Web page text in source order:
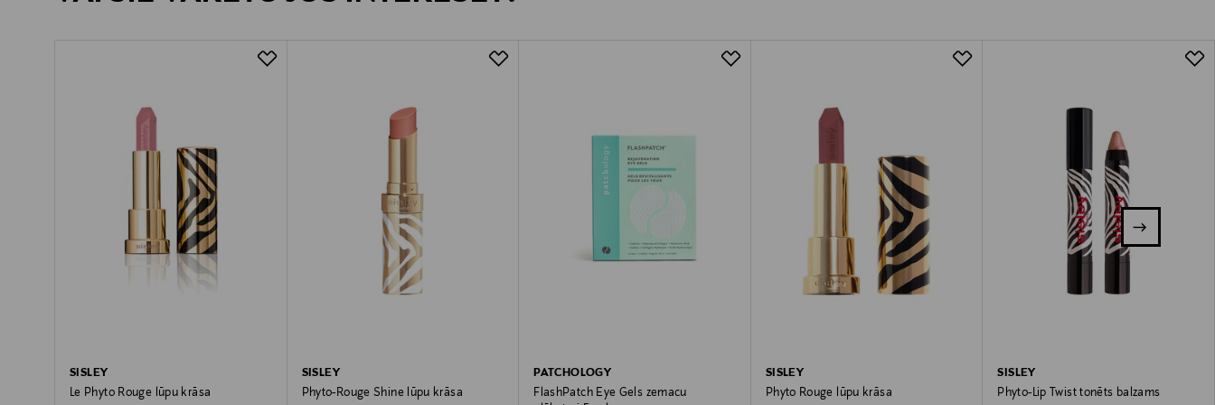
SISLEY
Le Phyto Rouge lūpu krāsa
SISLEY
Phyto-Rouge Shine lūpu krāsa
PATCHOLOGY
FlashPatch Eye Gels zemacu
SISLEY
Phyto Rouge lūpu krāsa
SISLEY
Phyto-Lip Twist tonēts balzams